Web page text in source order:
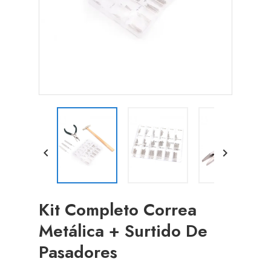
 
Kit Completo Correa
Metálica + Surtido De
Pasadores